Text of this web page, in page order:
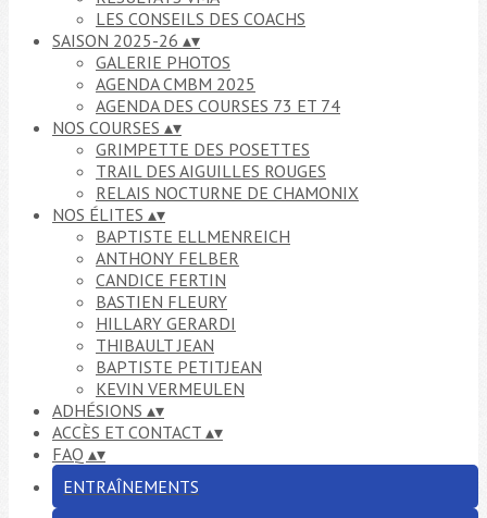
LES CONSEILS DES COACHS
SAISON 2025-26 ▴▾
GALERIE PHOTOS
AGENDA CMBM 2025
AGENDA DES COURSES 73 ET 74
NOS COURSES ▴▾
GRIMPETTE DES POSETTES
TRAIL DES AIGUILLES ROUGES
RELAIS NOCTURNE DE CHAMONIX
NOS ÉLITES ▴▾
BAPTISTE ELLMENREICH
ANTHONY FELBER
CANDICE FERTIN
BASTIEN FLEURY
HILLARY GERARDI
THIBAULT JEAN
BAPTISTE PETITJEAN
KEVIN VERMEULEN
ADHÉSIONS ▴▾
ACCÈS ET CONTACT ▴▾
FAQ ▴▾
ENTRAÎNEMENTS